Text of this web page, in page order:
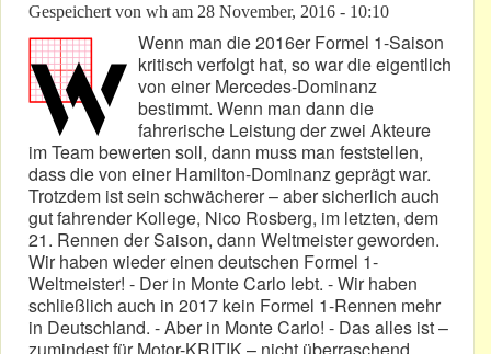
Gespeichert von wh am 28 November, 2016 - 10:10
Wenn man die 2016er Formel 1-Saison
kritisch verfolgt hat, so war die eigentlich
von einer Mercedes-Dominanz
bestimmt. Wenn man dann die
fahrerische Leistung der zwei Akteure
im Team bewerten soll, dann muss man feststellen,
dass die von einer Hamilton-Dominanz geprägt war.
Trotzdem ist sein schwächerer – aber sicherlich auch
gut fahrender Kollege, Nico Rosberg, im letzten, dem
21. Rennen der Saison, dann Weltmeister geworden.
Wir haben wieder einen deutschen Formel 1-
Weltmeister! - Der in Monte Carlo lebt. - Wir haben
schließlich auch in 2017 kein Formel 1-Rennen mehr
in Deutschland. - Aber in Monte Carlo! - Das alles ist –